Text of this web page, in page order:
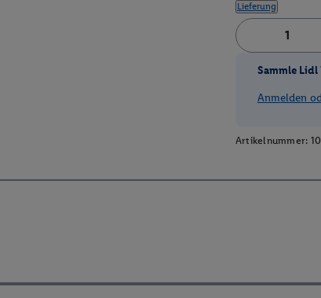
Lieferung
Sammle
Anmelden
Artikelnummer: